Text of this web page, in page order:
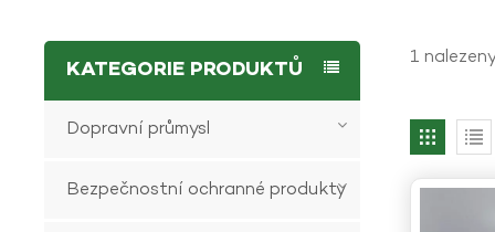
1
KATEGORIE PRODUKTŮ
Dopravní průmysl
Bezpečnostní ochranné produkty